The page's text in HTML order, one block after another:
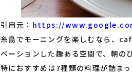
引用元： https://
糸島でモーニングを楽しむなら、
ベーションした趣ある空間で、朝の
特におすすめは7種類の料理が詰ま